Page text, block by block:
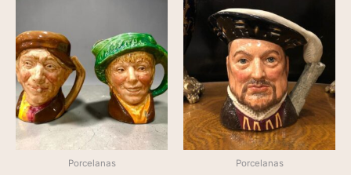
Porcelanas Porcelanas